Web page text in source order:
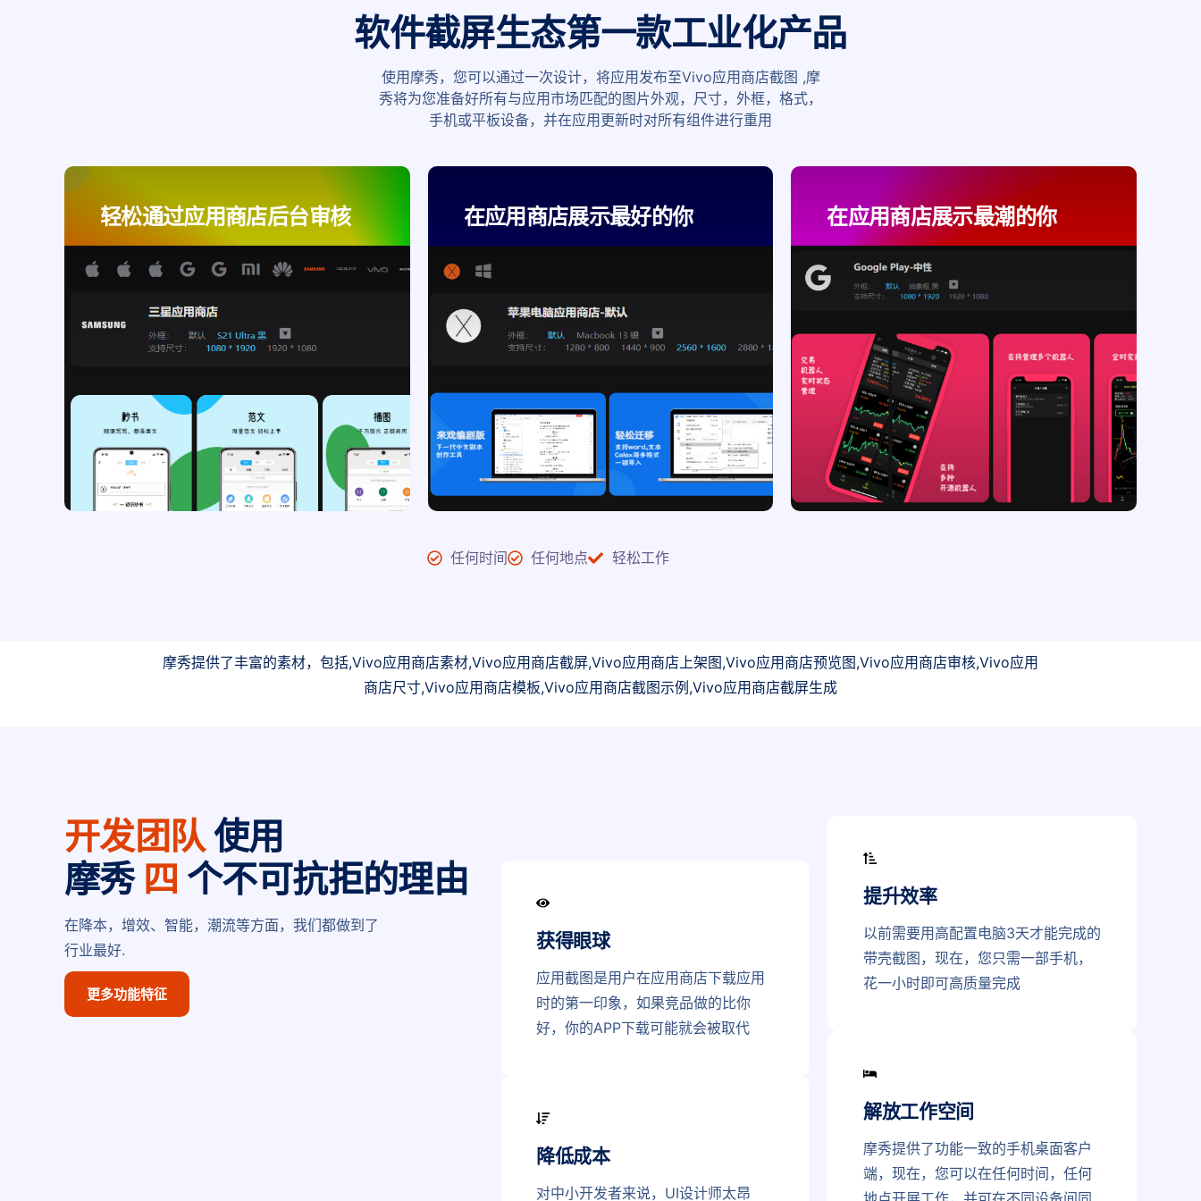
软件截屏生态第一款工业化产品
使用摩秀，您可以通过一次设计，将应用发布至Vivo应用商店截图 ,摩
秀将为您准备好所有与应用市场匹配的图片外观，尺寸，外框，格式，
手机或平板设备，并在应用更新时对所有组件进行重用
轻松通过应用商店后台审核 在应用商店展示最好的你 在应用商店展示最潮的你
任何时间 任何地点 轻松工作
摩秀提供了丰富的素材，包括,Vivo应用商店素材,Vivo应用商店截屏,Vivo应用商店上架图,Vivo应用商店预览图,Vivo应用商店审核,Vivo应用
商店尺寸,Vivo应用商店模板,Vivo应用商店截图示例,Vivo应用商店截屏生成
开发团队使用
摩秀 四 个不可抗拒的理由
在降本，增效、智能，潮流等方面，我们都做到了
行业最好.
更多功能特征
获得眼球
应用截图是用户在应用商店下载应用
时的第一印象，如果竞品做的比你
好，你的APP下载可能就会被取代
降低成本
对中小开发者来说，UI设计师太昂
提升效率
以前需要用高配置电脑3天才能完成的
带壳截图，现在，您只需一部手机，
花一小时即可高质量完成
解放工作空间
摩秀提供了功能一致的手机桌面客户
端，现在，您可以在任何时间，任何